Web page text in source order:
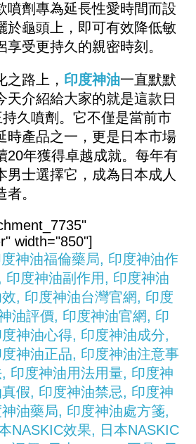
噴劑專為延長性愛時間而設
於龜頭上，即可有效降低敏
受更持久的親密時刻。
之路上， 印度神油一直默默
天介紹給大家的就是這款日
久噴劑。它不僅是當前市
時產品之一，更是日本市場
20年獲得卓越成就。每年有
男士選擇它，成為日本成人
。
width="850"]